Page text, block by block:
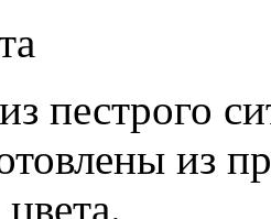
пестрого
из